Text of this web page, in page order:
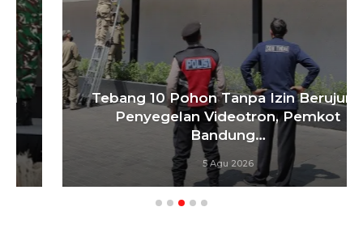
Tebang 10 Pohon Tanpa Izin Berujung
Penyegelan Videotron, Pemkot
Bandung…
5 Agu 2026